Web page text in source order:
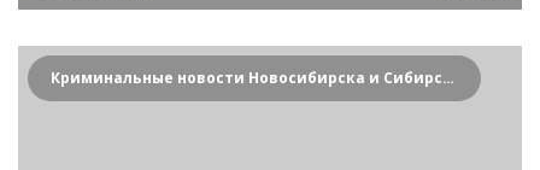
Криминальные новости Новосибирска и Сибирского региона